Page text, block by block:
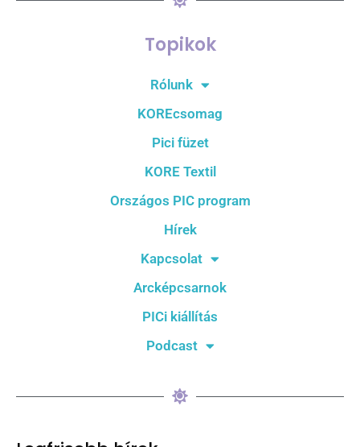
Topikok
Rólunk
KOREcsomag
Pici füzet
KORE Textil
Országos PIC program
Hírek
Kapcsolat
Arcképcsarnok
PICi kiállítás
Podcast